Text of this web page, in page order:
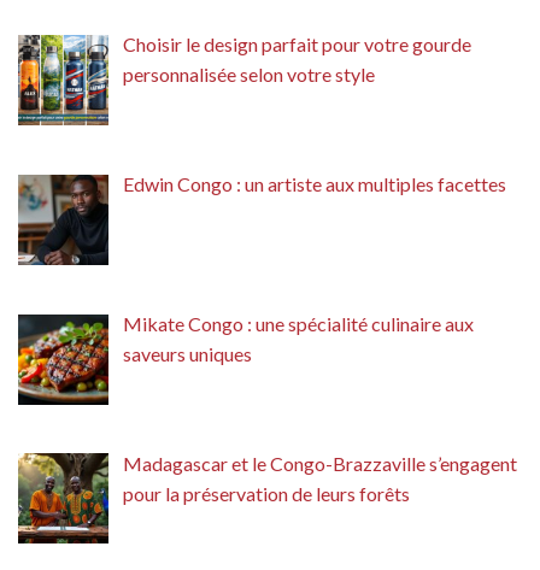
Choisir le design parfait pour votre gourde
personnalisée selon votre style
Edwin Congo : un artiste aux multiples facettes
Mikate Congo : une spécialité culinaire aux
saveurs uniques
Madagascar et le Congo-Brazzaville s’engagent
pour la préservation de leurs forêts